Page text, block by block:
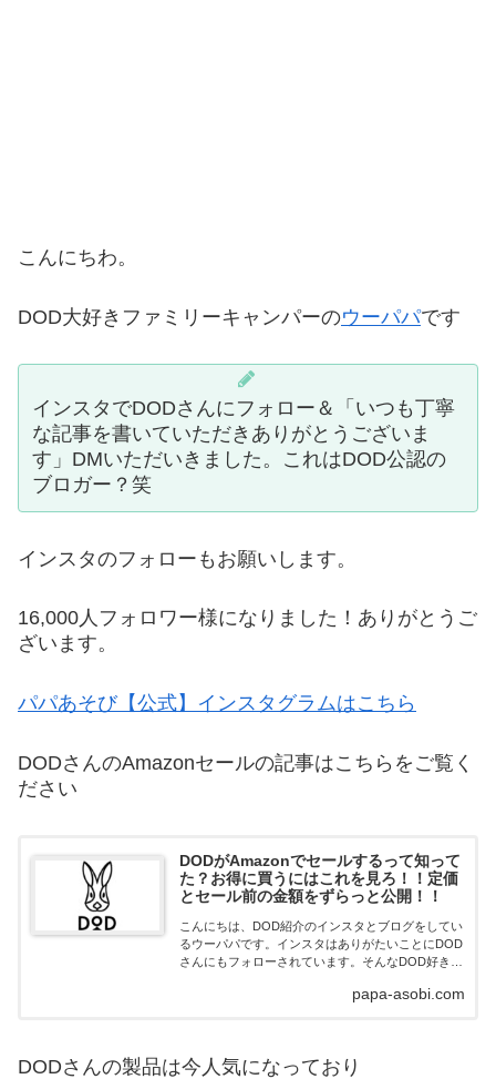
こんにちわ。
DOD大好きファミリーキャンパーのウーパパです
インスタでDODさんにフォロー＆「いつも丁寧
な記事を書いていただきありがとうございま
す」DMいただいきました。これはDOD公認の
ブロガー？笑
インスタのフォローもお願いします。
16,000人フォロワー様になりました！ありがとうご
ざいます。
パパあそび【公式】インスタグラムはこちら
DODさんのAmazonセールの記事はこちらをご覧く
ださい
DODがAmazonでセールするって知って
た？お得に買うにはこれを見ろ！！定価
とセール前の金額をずらっと公開！！
こんにちは、DOD紹介のインスタとブログをしてい
るウーパパです。インスタはありがたいことにDOD
さんにもフォローされています。そんなDOD好きの
でアマゾンで販売されているDOD製品をご紹介しま
papa-asobi.com
DODさんの製品は今人気になっており